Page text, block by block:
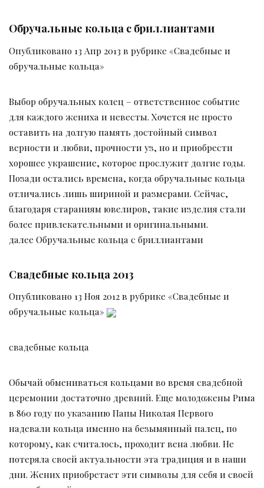
Обручальные кольца с бриллиантами
Опубликовано 13 Апр 2013 в рубрике «Свадебные и
обручальные кольца»
Выбор обручальных колец – ответственное событие
для каждого жениха и невесты. Хочется не просто
оставить на долгую память достойный символ
верности и любви, прочности уз, но и приобрести
хорошее украшение, которое прослужит долгие годы.
Позади остались времена, когда обручальные кольца
отличались лишь шириной и размерами. Сейчас,
благодаря стараниям ювелиров, такие изделия стали
более привлекательными и оригинальными.
далее Обручальные кольца с бриллиантами
Свадебные кольца 2013
Опубликовано 13 Ноя 2012 в рубрике «Свадебные и
обручальные кольца»
свадебные кольца
Обычай обмениваться кольцами во время свадебной
церемонии достаточно древний. Еще молодожены Рима
в 860 году по указанию Папы Николая Первого
надевали кольца именно на безымянный палец, по
которому, как считалось, проходит вена любви. Не
потеряла своей актуальности эта традиция и в наши
дни. Жених приобретает эти символы для себя и своей